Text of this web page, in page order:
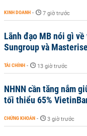
KINH DOANH - 7 giờ trước
Lãnh đạo MB nói gì
Sungroup và
TÀI CHÍNH - 13 giờ trước
NHNN cần tăng nắm
tối thiểu 65%
CHỨNG KHOÁN - 3 giờ trước